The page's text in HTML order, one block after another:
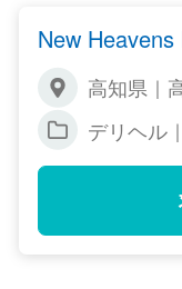
New
高知県｜
デリヘル